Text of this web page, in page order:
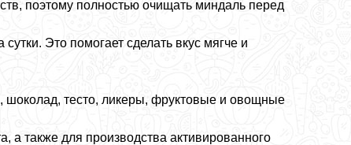
поэтому полностью очищать миндаль перед
Это помогает сделать вкус мягче и
шоколад, тесто, ликеры, фруктовые и овощные
а также для производства активированного